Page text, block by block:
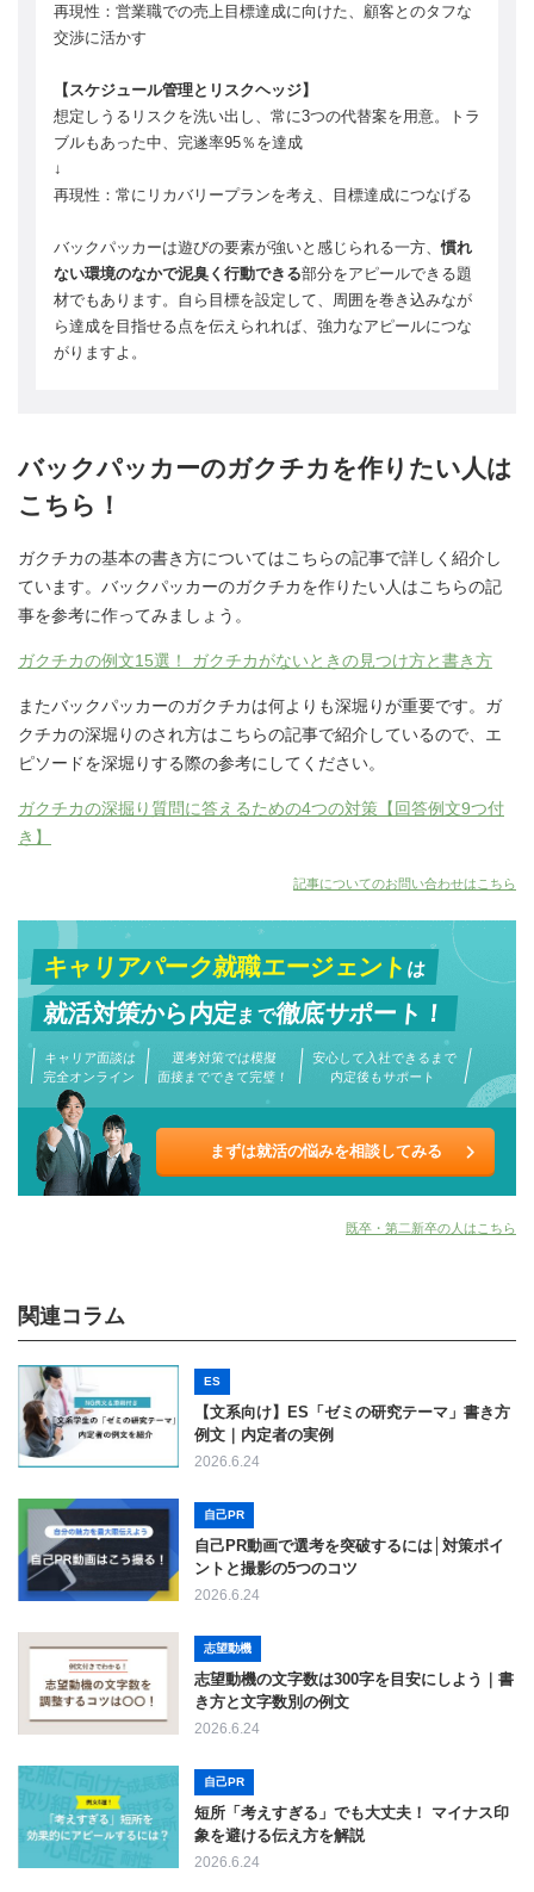
再現性：営業職での売上目標達成に向けた、顧客とのタフな
交渉に活かす
【スケジュール管理とリスクヘッジ】
想定しうるリスクを洗い出し、常に3つの代替案を用意。トラ
ブルもあった中、完遂率95％を達成
↓
再現性：常にリカバリープランを考え、目標達成につなげる
バックパッカーは遊びの要素が強いと感じられる一方、慣れ
ない環境のなかで泥臭く行動できる部分をアピールできる題
材でもあります。自ら目標を設定して、周囲を巻き込みなが
ら達成を目指せる点を伝えられれば、強力なアピールにつな
がりますよ。
バックパッカーのガクチカを作りたい人は
こちら！
ガクチカの基本の書き方についてはこちらの記事で詳しく紹介し
ています。バックパッカーのガクチカを作りたい人はこちらの記
事を参考に作ってみましょう。
ガクチカの例文15選！ ガクチカがないときの見つけ方と書き方
またバックパッカーのガクチカは何よりも深堀りが重要です。ガ
クチカの深堀りのされ方はこちらの記事で紹介しているので、エ
ピソードを深堀りする際の参考にしてください。
ガクチカの深掘り質問に答えるための4つの対策【回答例文9つ付
き】
記事についてのお問い合わせはこちら
キャリアパーク就職エージェントは
就活対策から内定まで徹底サポート！
キャリア面談は
完全オンライン
選考対策では模擬
面接までできて完璧！
安心して入社できるまで
内定後もサポート
まずは就活の悩みを相談してみる
既卒・第二新卒の人はこちら
関連コラム
ES
【文系向け】ES「ゼミの研究テーマ」書き方
例文｜内定者の実例
2026.6.24
自己PR
自己PR動画で選考を突破するには│対策ポイ
ントと撮影の5つのコツ
2026.6.24
志望動機
志望動機の文字数は300字を目安にしよう｜書
き方と文字数別の例文
2026.6.24
自己PR
短所「考えすぎる」でも大丈夫！ マイナス印
象を避ける伝え方を解説
2026.6.24